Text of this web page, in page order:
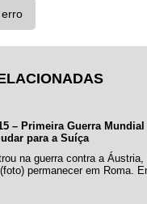
– Primeira Guerra
para a Suíça
na guerra contra a
permanecer em Roma.